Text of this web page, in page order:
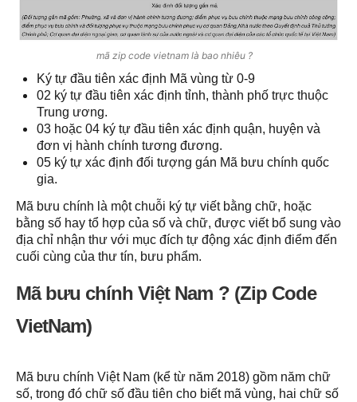
mã zip code vietnam là bao nhiêu ?
Ký tự đầu tiên xác định Mã vùng từ 0-9
02 ký tự đầu tiên xác định tỉnh, thành phố trực thuộc
Trung ương.
03 hoặc 04 ký tự đầu tiên xác định quận, huyện và
đơn vị hành chính tương đương.
05 ký tự xác định đối tượng gán Mã bưu chính quốc
gia.
Mã bưu chính là một chuỗi ký tự viết bằng chữ, hoặc
bằng số hay tổ hợp của số và chữ, được viết bổ sung vào
địa chỉ nhận thư với mục đích tự động xác định điểm đến
cuối cùng của thư tín, bưu phẩm.
Mã bưu chính Việt Nam ? (Zip Code
VietNam)
Mã bưu chính Việt Nam (kể từ năm 2018) gồm năm chữ
số, trong đó chữ số đầu tiên cho biết mã vùng, hai chữ số